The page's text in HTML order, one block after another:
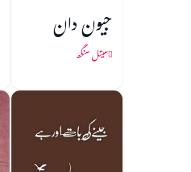
جیون دان
سیتل سنگھ